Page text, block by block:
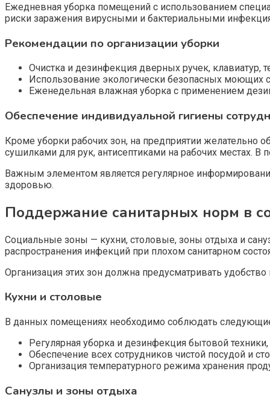
Ежедневная уборка помещений с использованием
риски заражения вирусными и бактериальными
Рекомендации по организации уборки
Очистка и дезинфекция дверных ручек, клавиатур,
Использование экологически безопасных
Еженедельная влажная уборка с применением
Обеспечение индивидуальной гигиены
Кроме уборки рабочих зон, на предприятии
сушилками для рук, антисептиками на рабочих местах.
Важным элементом является регулярное
здоровью.
Поддержание санитарных норм в
Социальные зоны — кухни, столовые, зоны отдыха и
распространения инфекций при плохом санитарном
Организация этих зон должна предусматривать
Кухни и столовые
В данных помещениях необходимо соблюдать
Регулярная уборка и дезинфекция бытовой
Обеспечение всех сотрудников чистой посудой и
Организация температурного режима хранения
Санузлы и зоны отдыха